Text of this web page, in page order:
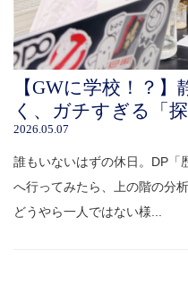
【GWに学校！？
く、ガチすぎる「
2026.05.07
誰もいないはずの休日。DP「
へ行ってみたら、上の階の分
どうやら一人ではない様...